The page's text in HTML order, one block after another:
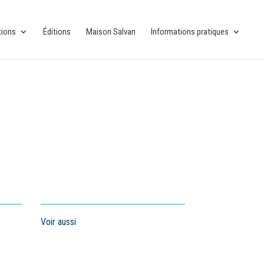
Éditions Maison Salvan Informations pratiques
Voir aussi